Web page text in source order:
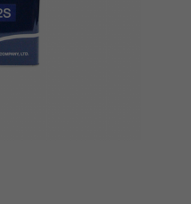
GR-T39VUBZ
Liên hệ: 0939 896